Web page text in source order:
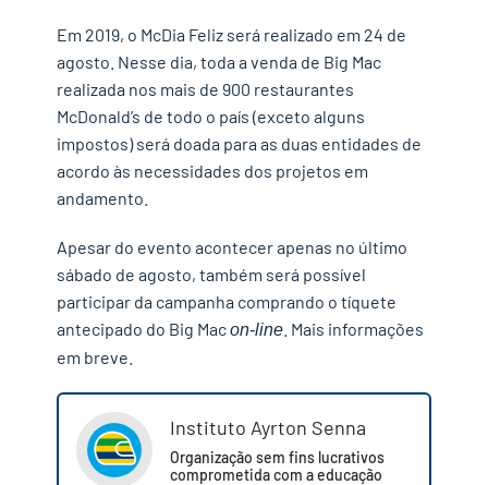
Em 2019, o McDia Feliz será realizado em 24 de
agosto. Nesse dia, toda a venda de Big Mac
realizada nos mais de 900 restaurantes
McDonald’s de todo o país (exceto alguns
impostos) será doada para as duas entidades de
acordo às necessidades dos projetos em
andamento.
Apesar do evento acontecer apenas no último
sábado de agosto, também será possível
participar da campanha comprando o tíquete
antecipado do Big Macon-line . Mais informações
em breve.
Instituto Ayrton Senna
Organização sem fins lucrativos
comprometida com a educação